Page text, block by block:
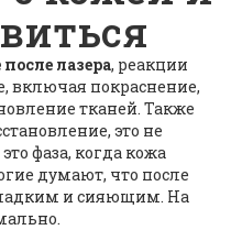
лазера, реакции
включая покраснение,
тканей. Также
, это не
фаза, когда кожа
думают, что после
и сияющим. На